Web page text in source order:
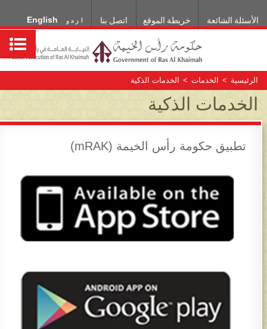
اردو English اتصل بنا خريطة الموقع الأسئلة الشائعة
الرئيسية > الخدمات > الخدمات الذكية
الخدمات الذكية
تطبيق حكومة رأس الخيمة (mRAK)